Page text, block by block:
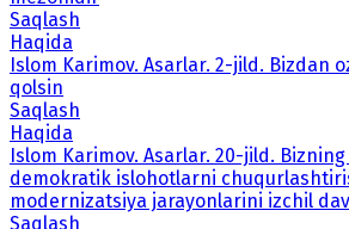
Saqlash
Haqida
Islom Karimov. Asarlar. 2-jild. Bizdan
qolsin
Saqlash
Haqida
Islom Karimov. Asarlar. 20-jild.
demokratik islohotlarni
modernizatsiya jarayonlarini izchil
Saqlash